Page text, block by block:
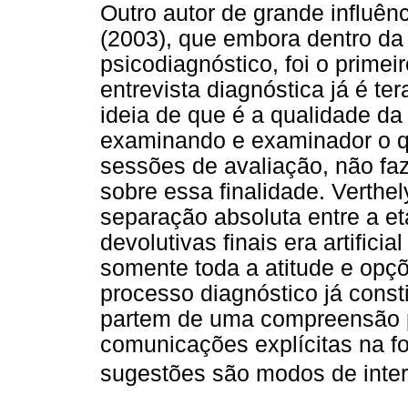
Outro autor de grande
(2003), que embora dentro
psicodiagnóstico, foi o
entrevista diagnóstica já é
ideia de que é a qualidade
examinando e examinador o
sessões de avaliação, não
sobre essa finalidade.
separação absoluta entre a
devolutivas finais era
somente toda a atitude e
processo diagnóstico já
partem de uma
comunicações explícitas na
sugestões são modos de